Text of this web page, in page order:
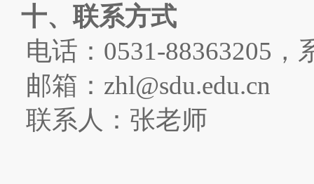
十、联系方式
电话： 0531-88363205 ，
邮箱： zhl@sdu.edu.cn
联系人：张老师